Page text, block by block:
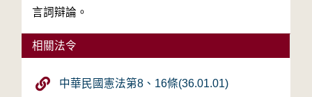
言詞辯論。
相關法令
中華民國憲法第8、16條(36.01.01)